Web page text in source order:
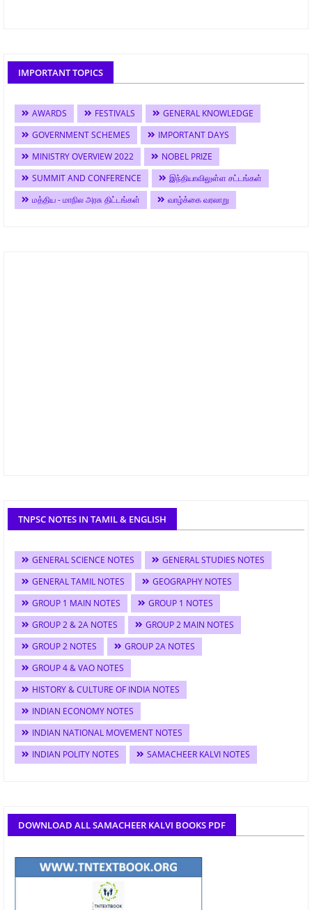
IMPORTANT TOPICS
AWARDS FESTIVALS
GENERAL KNOWLEDGE
GOVERNMENT SCHEMES
IMPORTANT DAYS
MINISTRY OVERVIEW 2022
NOBEL PRIZE
SUMMIT AND CONFERENCE
இந்தியாவிலுள்ள சட்டங்கள்
மத்திய - மாநில அரசு திட்டங்கள்
வாழ்க்கை வரலாறு
TNPSC NOTES IN TAMIL & ENGLISH
GENERAL SCIENCE NOTES
GENERAL STUDIES NOTES
GENERAL TAMIL NOTES
GEOGRAPHY NOTES
GROUP 1 MAIN NOTES
GROUP 1 NOTES
GROUP 2 & 2A NOTES
GROUP 2 MAIN NOTES
GROUP 2 NOTES
GROUP 2A NOTES
GROUP 4 & VAO NOTES
HISTORY & CULTURE OF INDIA NOTES
INDIAN ECONOMY NOTES
INDIAN NATIONAL MOVEMENT NOTES
INDIAN POLITY NOTES
SAMACHEER KALVI NOTES
DOWNLOAD ALL SAMACHEER KALVI BOOKS PDF